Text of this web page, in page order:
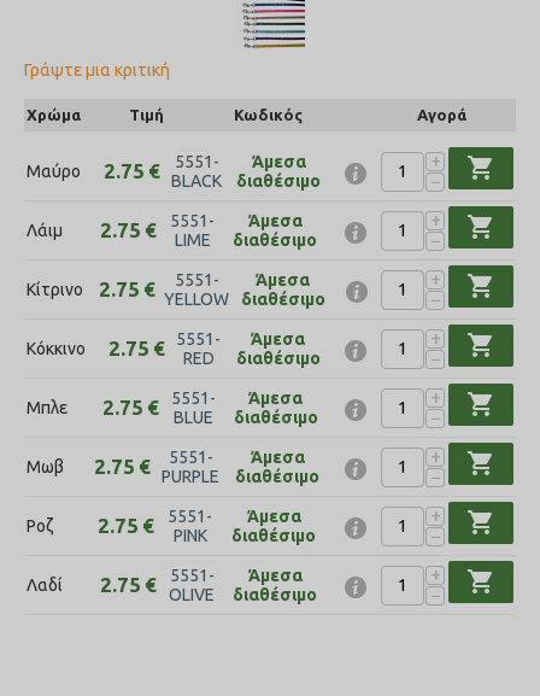
Γράψτε μια κριτική
Χρώμα Τιμή Κωδικός Αγορά
Μαύρο 2.75 €
5551-
BLACK
Άμεσα
διαθέσιμο
+
−
shopping_cart
Λάιμ 2.75 €
5551-
LIME
Άμεσα
διαθέσιμο
+
−
shopping_cart
Κίτρινο 2.75 €
5551-
YELLOW
Άμεσα
διαθέσιμο
+
−
shopping_cart
Κόκκινο 2.75 €
5551-
RED
Άμεσα
διαθέσιμο
+
−
shopping_cart
Μπλε 2.75 €
5551-
BLUE
Άμεσα
διαθέσιμο
+
−
shopping_cart
Μωβ 2.75 €
5551-
PURPLE
Άμεσα
διαθέσιμο
+
−
shopping_cart
Ροζ 2.75 €
5551-
PINK
Άμεσα
διαθέσιμο
+
−
shopping_cart
Λαδί 2.75 €
5551-
OLIVE
Άμεσα
διαθέσιμο
+
−
shopping_cart